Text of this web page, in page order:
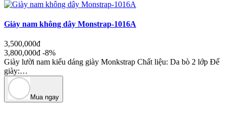
Giày nam không dây Monstrap-1016A
3,500,000đ
3,800,000đ -8%
Giày lười nam kiểu dáng giày Monkstrap Chất liệu: Da bò 2 lớp Đế
giày:…
Mua ngay